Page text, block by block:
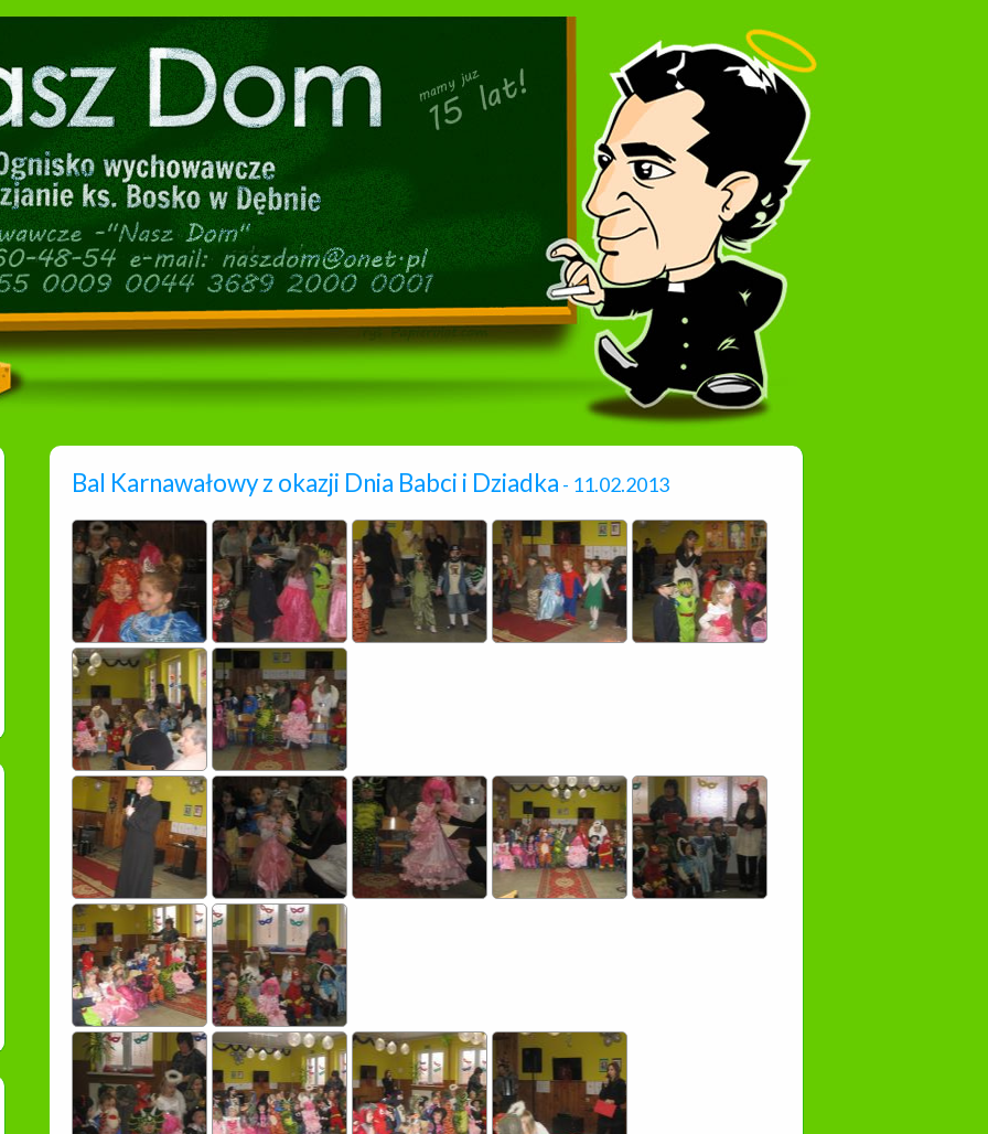
Bal Karnawałowy z okazji Dnia Babci i Dziadka - 11.02.2013